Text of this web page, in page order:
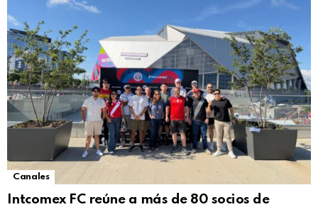
Canales
Intcomex FC reúne a más de 80 socios de